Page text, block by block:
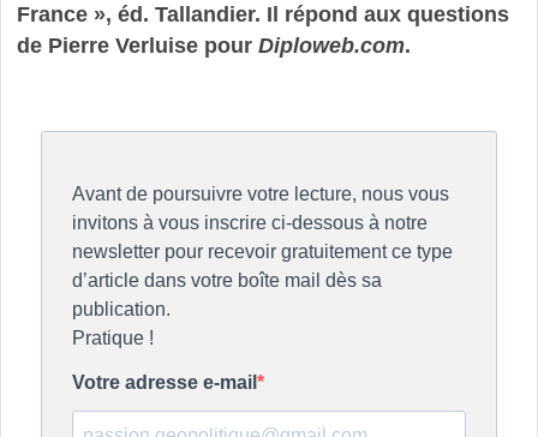
France », éd. Tallandier. Il répond aux questions
de Pierre Verluise pour Diploweb.com.